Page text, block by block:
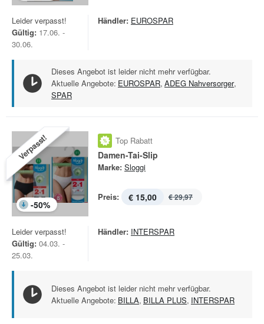
Leider verpasst!
Gültig: 17.06. -
30.06.
Händler: EUROSPAR
Dieses Angebot ist leider nicht mehr verfügbar.
Aktuelle Angebote: EUROSPAR, ADEG Nahversorger,
SPAR
Verpasst!
-50%
Top Rabatt
Damen-Tai-Slip
Marke: Sloggi
Preis: € 15,00 € 29,97
Leider verpasst!
Gültig: 04.03. -
25.03.
Händler: INTERSPAR
Dieses Angebot ist leider nicht mehr verfügbar.
Aktuelle Angebote: BILLA, BILLA PLUS, INTERSPAR